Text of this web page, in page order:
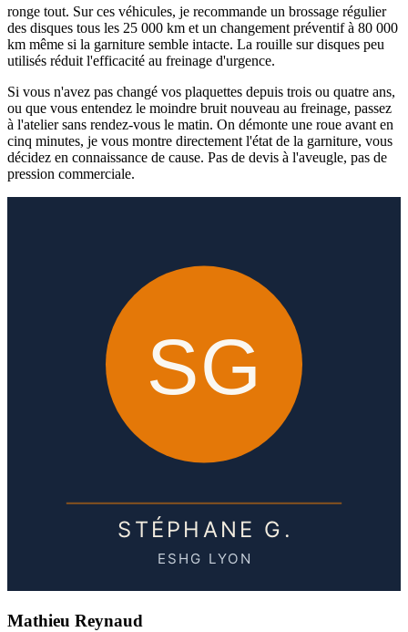
ronge tout. Sur ces véhicules, je recommande un brossage régulier
des disques tous les 25 000 km et un changement préventif à 80 000
km même si la garniture semble intacte. La rouille sur disques peu
utilisés réduit l'efficacité au freinage d'urgence.
Si vous n'avez pas changé vos plaquettes depuis trois ou quatre ans,
ou que vous entendez le moindre bruit nouveau au freinage, passez
à l'atelier sans rendez-vous le matin. On démonte une roue avant en
cinq minutes, je vous montre directement l'état de la garniture, vous
décidez en connaissance de cause. Pas de devis à l'aveugle, pas de
pression commerciale.
Mathieu Reynaud